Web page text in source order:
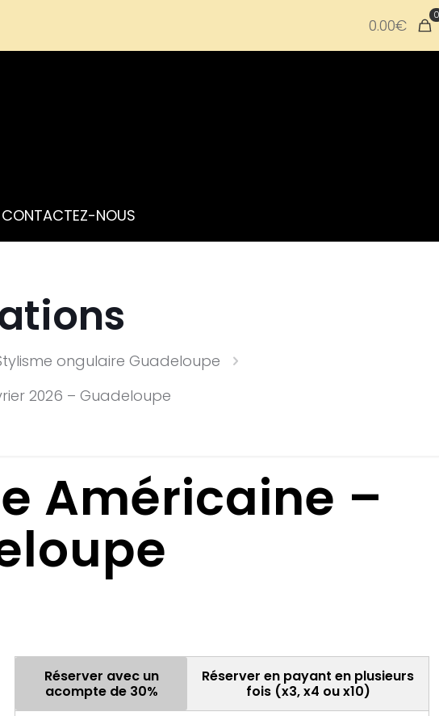
0
0.00€
CONTACTEZ-NOUS
ongulaire Guadeloupe
2026 – Guadeloupe
Américaine –
Réserver avec un
acompte de 30%
Réserver en payant en plusieurs
fois (x3, x4 ou x10)